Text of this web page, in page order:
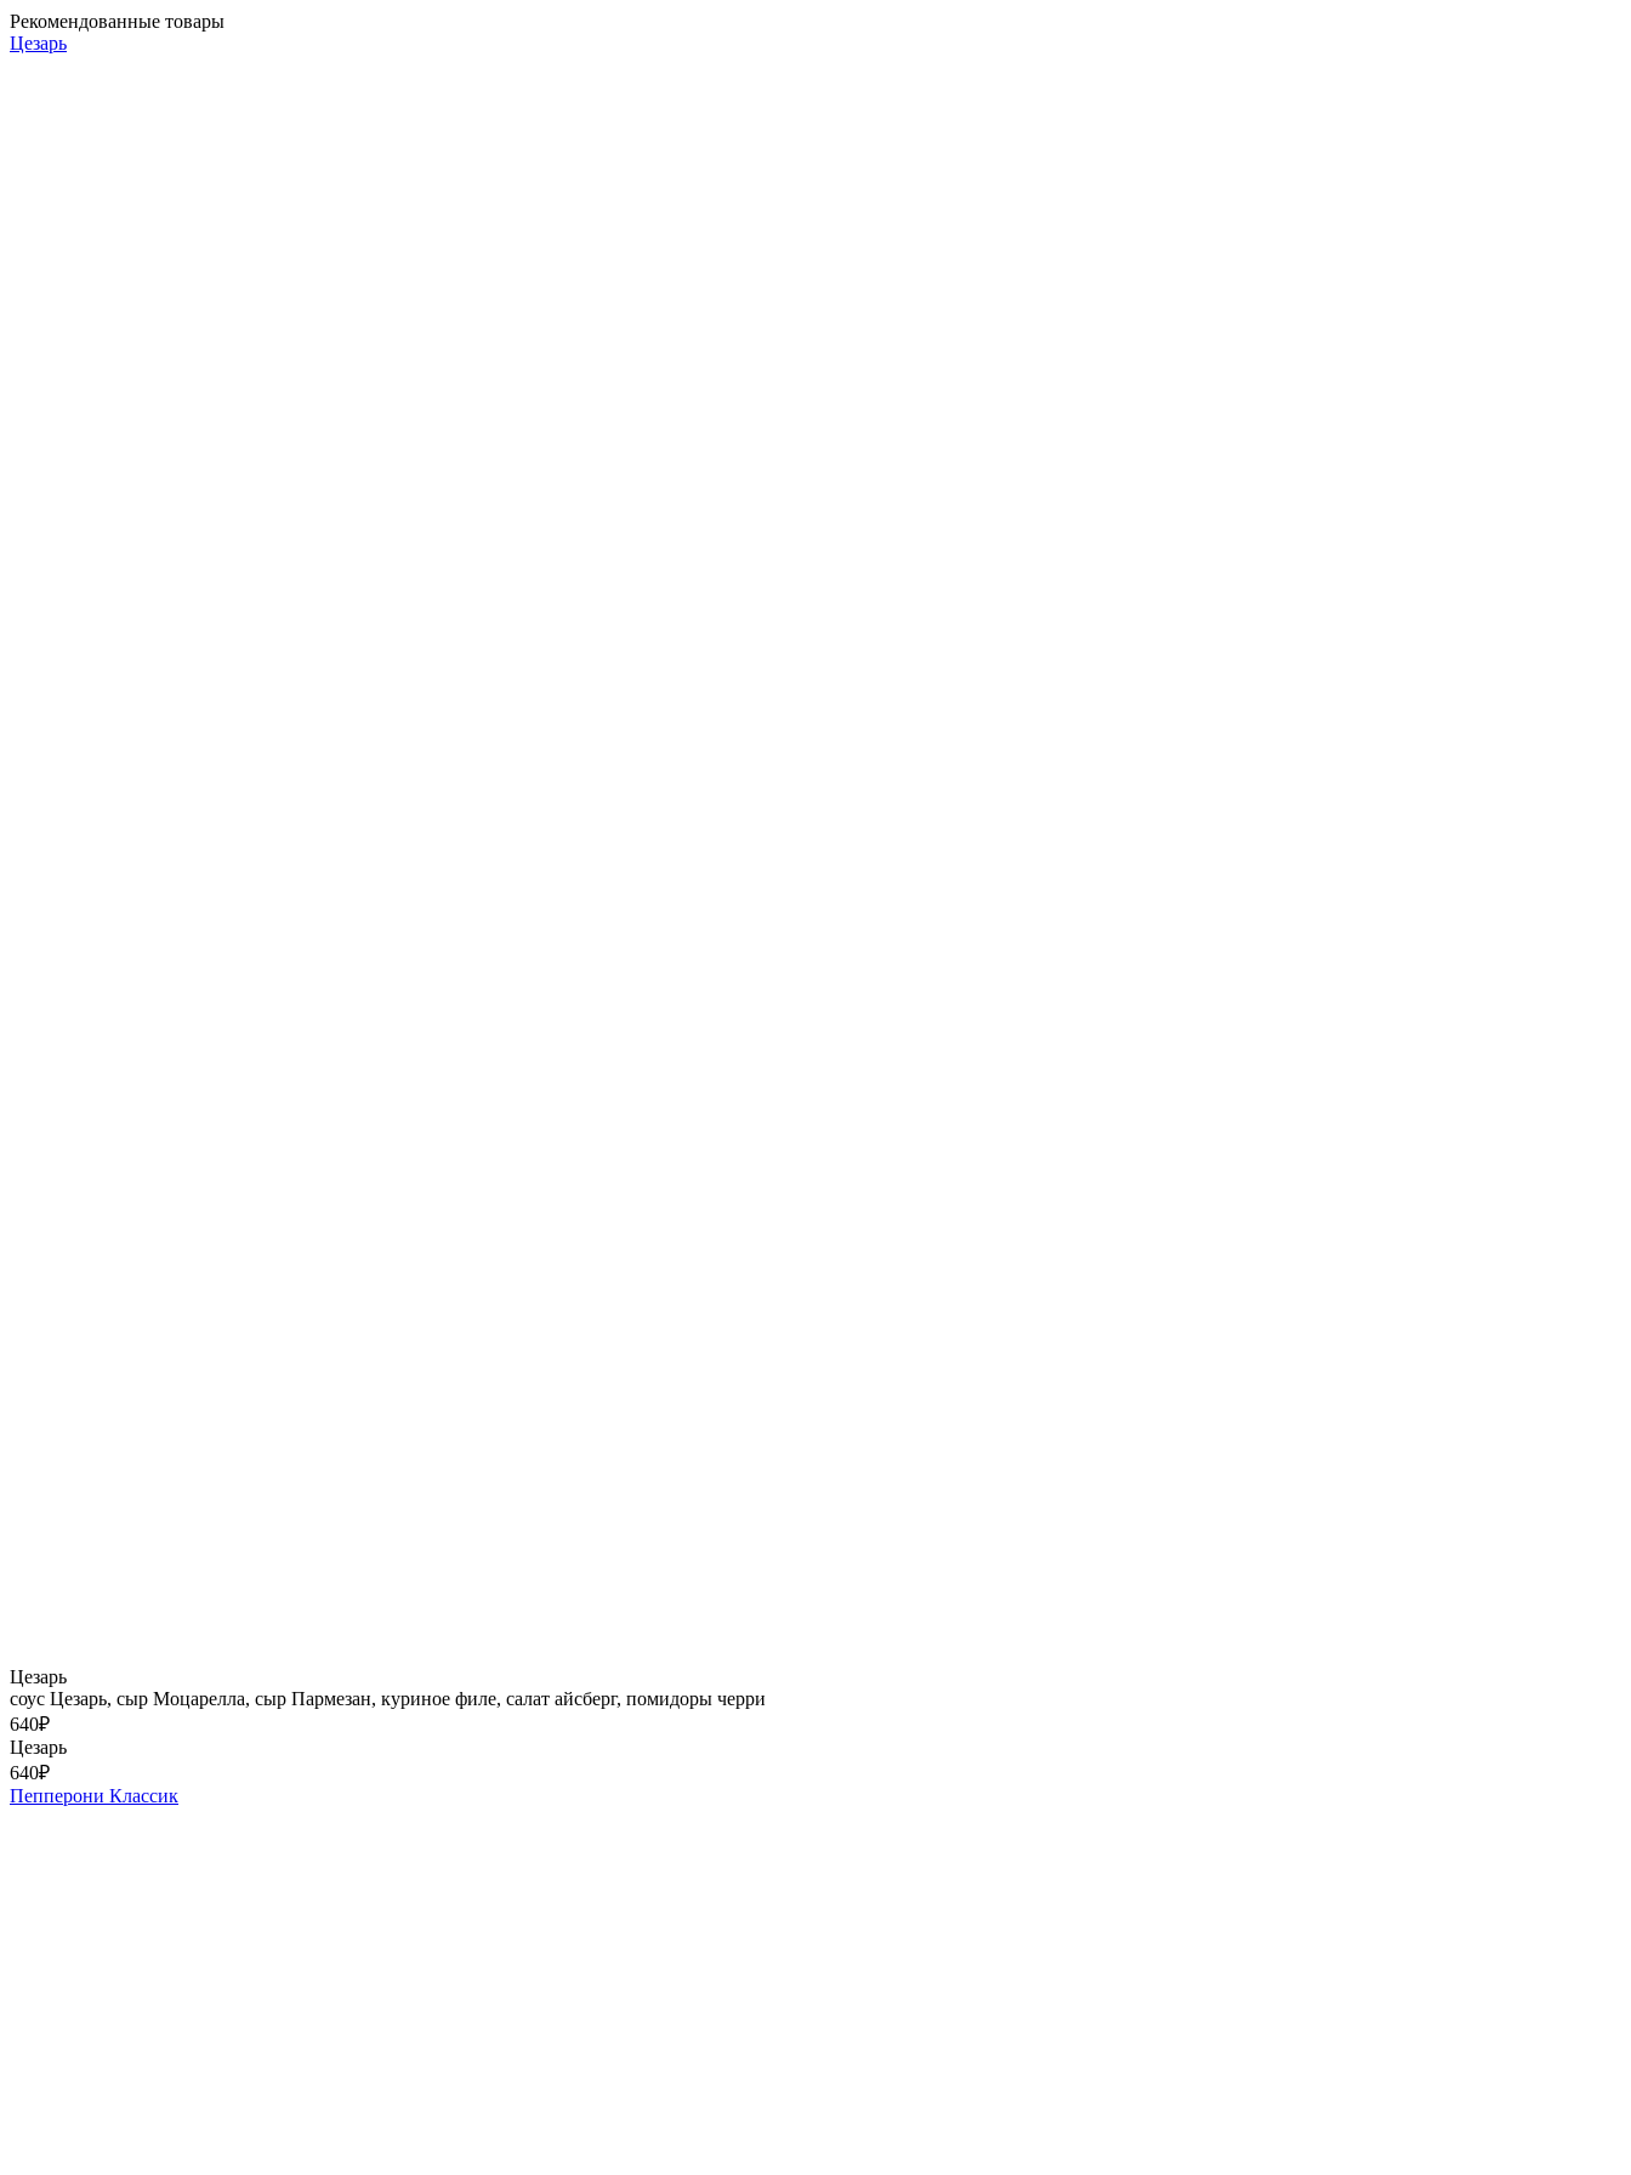
Рекомендованные товары
Цезарь
Цезарь
соус Цезарь, сыр Моцарелла, сыр Пармезан, куриное филе, салат айсберг, помидоры черри
640₽
Цезарь
640₽
Пепперони Классик